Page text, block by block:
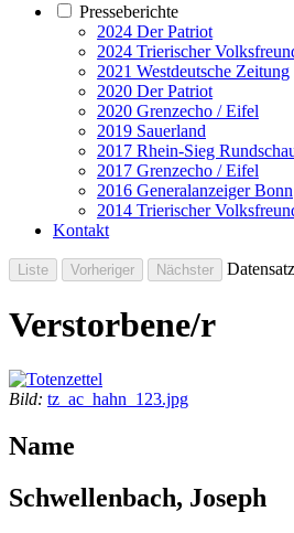
Presseberichte
2024 Der Patriot
2024 Trierischer
2021 Westdeutsche Zeitung
2020 Der Patriot
2020 Grenzecho / Eifel
2019 Sauerland
2017 Rhein-Sieg
2017 Grenzecho / Eifel
2016 Generalanzeiger Bonn
2014 Trierischer
Kontakt
Verstorbene/r
Bild: tz_ac_hahn_123.jpg
Name
Schwellenbach, Joseph